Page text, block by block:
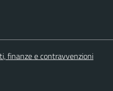
finanze e contravvenzioni